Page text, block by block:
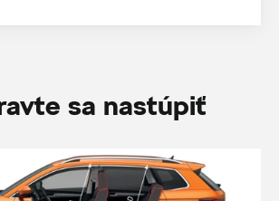
sa nastúpiť